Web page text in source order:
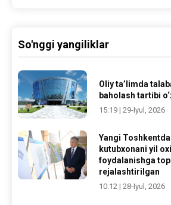
So'nggi yangiliklar
Oliy ta’limda
baholash tartibi
15:19 | 29-Iyul, 2026
Yangi
kutubxonani yil
foydalanishga
rejalashtirilgan
10:12 | 28-Iyul, 2026